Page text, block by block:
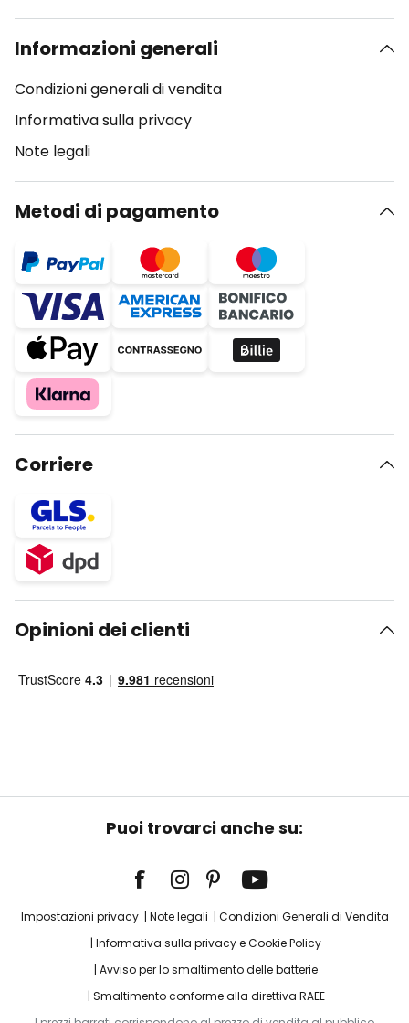
Informazioni generali
Condizioni generali di vendita
Informativa sulla privacy
Note legali
Metodi di pagamento
Corriere
Opinioni dei clienti
Puoi trovarci anche su:
Impostazioni privacy Note legali
Condizioni Generali di Vendita
Informativa sulla privacy e Cookie Policy
Avviso per lo smaltimento delle batterie
Smaltimento conforme alla direttiva RAEE